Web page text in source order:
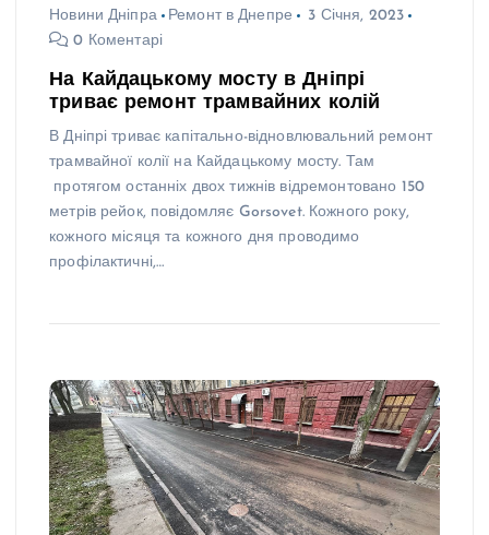
Новини Дніпра Ремонт в Днепре
3 Січня, 2023
0 Коментарі
На Кайдацькому мосту в Дніпрі
триває ремонт трамвайних колій
В Дніпрі триває капітально-відновлювальний ремонт
трамвайної колії на Кайдацькому мосту. Там
протягом останніх двох тижнів відремонтовано 150
метрів рейок, повідомляє Gorsovet. Кожного року,
кожного місяця та кожного дня проводимо
профілактичні,…